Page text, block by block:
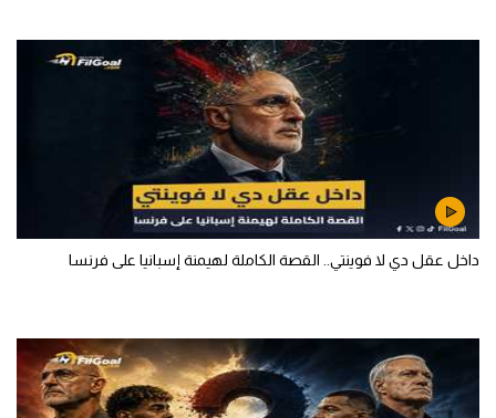
داخل عقل دي لا فوينتي.. القصة الكاملة لهيمنة إسبانيا على فرنسا